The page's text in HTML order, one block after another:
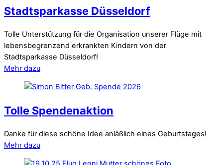
Stadtsparkasse Düsseldorf
Tolle Unterstützung für die Organisation unserer Flüge mit
lebensbegrenzend erkrankten Kindern von der
Stadtsparkasse Düsseldorf!
Mehr dazu
Tolle Spendenaktion
Danke für diese schöne Idee anläßlich eines Geburtstages!
Mehr dazu